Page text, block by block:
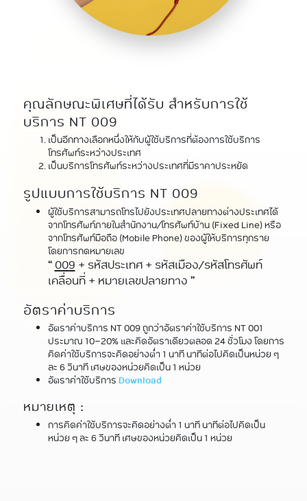
คุณลักษณะพิเศษที่ได้รับ สำหรับการใช้
บริการ NT 009
เป็นอีกทางเลือกหนึ่งให้กับผู้ใช้บริการที่ต้องการใช้บริการ
โทรศัพท์ระหว่างประเทศ
เป็นบริการโทรศัพท์ระหว่างประเทศที่มีราคาประหยัด
รูปแบบการใช้บริการ NT 009
ผู้ใช้บริการสามารถโทรไปยังประเทศปลายทางต่างประเทศได้
จากโทรศัพท์ภายในสำนักงาน/โทรศัพท์บ้าน (Fixed Line) หรือ
จากโทรศัพท์มือถือ (Mobile Phone) ของผู้ให้บริการทุกราย
โดยการกดหมายเลข
“009 + รหัสประเทศ + รหัสเมือง/รหัสโทรศัพท์
เคลื่อนที่ + หมายเลขปลายทาง ”
อัตราค่าบริการ
อัตราค่าบริการ NT 009 ถูกว่าอัตราค่าใช้บริการ NT 001
ประมาณ 10-20% และคิดอัตราเดียวตลอด 24 ชั่วโมง โดยการ
คิดค่าใช้บริการจะคิดอย่างต่ำ 1 นาที นาทีต่อไปคิดเป็นหน่วย ๆ
ละ 6 วินาที เศษของหน่วยคิดเป็น 1 หน่วย
อัตราค่าใช้บริการDownload
หมายเหตุ :
การคิดค่าใช้บริการจะคิดอย่างต่ำ 1 นาที นาทีต่อไปคิดเป็น
หน่วย ๆ ละ 6 วินาที เศษของหน่วยคิดเป็น 1 หน่วย